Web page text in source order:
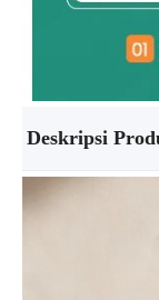
Deskripsi